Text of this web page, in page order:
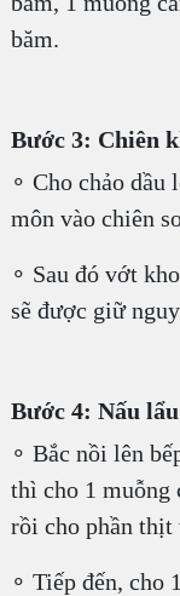
băm.
Bước 3: Chiên
∘ Cho chảo dầu
môn vào chiên
∘ Sau đó vớt
sẽ được giữ
Bước 4: Nấu
∘ Bắc nồi lên
thì cho 1 muỗng
rồi cho phần thịt
∘ Tiếp đến, cho